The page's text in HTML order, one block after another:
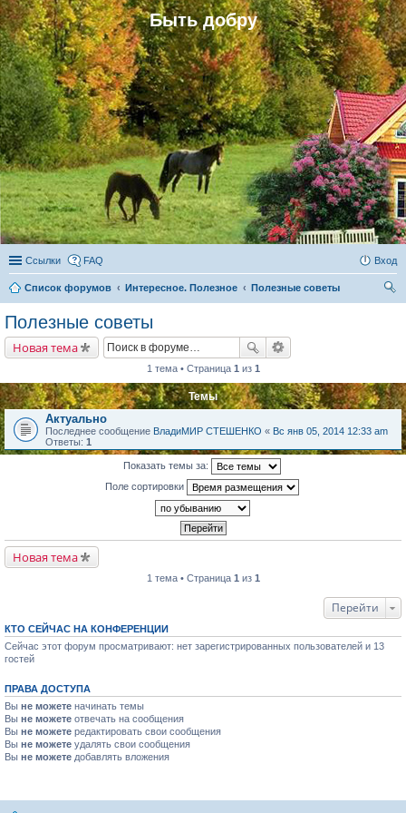
Быть добру
Ссылки FAQ Вход
Список форумов Интересное. Полезное
Полезные советы
Полезные советы
Новая тема
1 тема • Страница 1 из 1
Темы
Актуально
Последнее сообщение ВладиМИР СТЕШЕНКО « Вс янв 05, 2014 12:33 am
Ответы: 1
Показать темы за:
Поле сортировки
Новая тема
1 тема • Страница 1 из 1
Перейти
КТО СЕЙЧАС НА КОНФЕРЕНЦИИ
Сейчас этот форум просматривают: нет зарегистрированных пользователей и 13
гостей
ПРАВА ДОСТУПА
Вы не можете начинать темы
Вы не можете отвечать на сообщения
Вы не можете редактировать свои сообщения
Вы не можете удалять свои сообщения
Вы не можете добавлять вложения